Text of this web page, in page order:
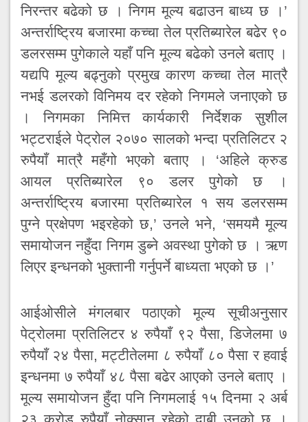
निरन्तर बढेको छ । निगम मूल्य बढाउन बाध्य छ ।’
अन्तर्राष्ट्रिय बजारमा कच्चा तेल प्रतिब्यारेल बढेर ९०
डलरसम्म पुगेकाले यहाँ पनि मूल्य बढेको उनले बताए ।
यद्यपि मूल्य बढ्नुको प्रमुख कारण कच्चा तेल मात्रै
नभई डलरको विनिमय दर रहेको निगमले जनाएको छ
। निगमका निमित्त कार्यकारी निर्देशक सुशील
भट्टराईले पेट्रोल २०७० सालको भन्दा प्रतिलिटर २
रुपैयाँ मात्रै महँगो भएको बताए । ‘अहिले क्रुड
आयल प्रतिब्यारेल ९० डलर पुगेको छ ।
अन्तर्राष्ट्रिय बजारमा प्रतिब्यारेल १ सय डलरसम्म
पुग्ने प्रक्षेपण भइरहेको छ,’ उनले भने, ‘समयमै मूल्य
समायोजन नहुँदा निगम डुब्ने अवस्था पुगेको छ । ऋण
लिएर इन्धनको भुक्तानी गर्नुपर्ने बाध्यता भएको छ ।’
आईओसीले मंगलबार पठाएको मूल्य सूचीअनुसार
पेट्रोलमा प्रतिलिटर ४ रुपैयाँ ९२ पैसा, डिजेलमा ७
रुपैयाँ २४ पैसा, मट्टीतेलमा ८ रुपैयाँ ८० पैसा र हवाई
इन्धनमा ७ रुपैयाँ ४८ पैसा बढेर आएको उनले बताए ।
मूल्य समायोजन हुँदा पनि निगमलाई १५ दिनमा २ अर्ब